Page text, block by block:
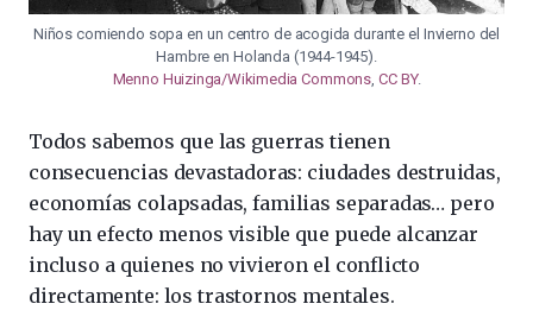
Niños comiendo sopa en un centro de acogida durante el Invierno del
Hambre en Holanda (1944-1945).
Menno Huizinga/Wikimedia Commons,CC BY.
Todos sabemos que las guerras tienen
consecuencias devastadoras: ciudades destruidas,
economías colapsadas, familias separadas… pero
hay un efecto menos visible que puede alcanzar
incluso a quienes no vivieron el conflicto
directamente: los trastornos mentales.